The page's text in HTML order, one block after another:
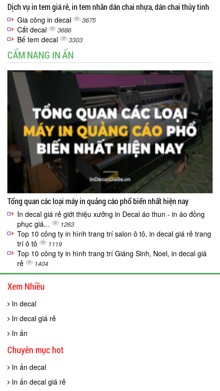
Dịch vụ in tem giá rẻ, in tem nhãn dán chai nhựa, dán chai thủy tinh
Gia công in decal 3675
Cắt decal 3686
Bế tem decal 3303
CẨM NANG IN ẤN
Tổng quan các loại máy in quảng cáo phổ biến nhất hiện nay
In decal giá rẻ giới thiệu xưởng in Decal áo thun - in áo đồng
phục giá...
1263
Top 10 công ty in hình trang trí salon ô tô, in decal giá rẻ trang
trí ô tô
1119
Top 10 công ty in hình trang trí Giáng Sinh, Noel, in decal giá
rẻ
1404
Xem Nhiều
In decal
In decal giá rẻ
In ấn
Chuyên mục hot
In ấn decal
In ấn decal giá rẻ